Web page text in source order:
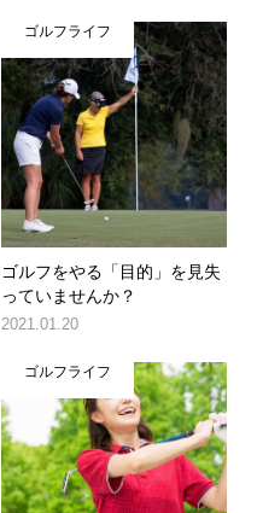
ゴルフライフ
ゴルフをやる「目的」を見失
っていませんか？
2021.01.20
ゴルフライフ